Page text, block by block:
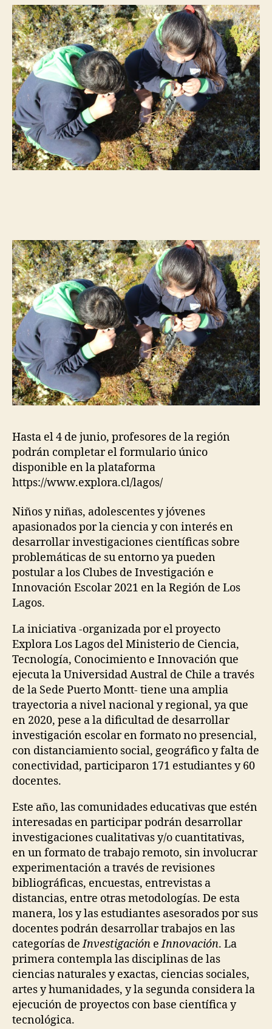
Hasta el 4 de junio, profesores de la región
podrán completar el formulario único
disponible en la plataforma
https://www.explora.cl/lagos/
Niños y niñas, adolescentes y jóvenes
apasionados por la ciencia y con interés en
desarrollar investigaciones científicas sobre
problemáticas de su entorno ya pueden
postular a los Clubes de Investigación e
Innovación Escolar 2021 en la Región de Los
Lagos.
La iniciativa -organizada por el proyecto
Explora Los Lagos del Ministerio de Ciencia,
Tecnología, Conocimiento e Innovación que
ejecuta la Universidad Austral de Chile a través
de la Sede Puerto Montt- tiene una amplia
trayectoria a nivel nacional y regional, ya que
en 2020, pese a la dificultad de desarrollar
investigación escolar en formato no presencial,
con distanciamiento social, geográfico y falta de
conectividad, participaron 171 estudiantes y 60
docentes.
Este año, las comunidades educativas que estén
interesadas en participar podrán desarrollar
investigaciones cualitativas y/o cuantitativas,
en un formato de trabajo remoto, sin involucrar
experimentación a través de revisiones
bibliográficas, encuestas, entrevistas a
distancias, entre otras metodologías. De esta
manera, los y las estudiantes asesorados por sus
docentes podrán desarrollar trabajos en las
categorías deInvestigación eInnovación. La
primera contempla las disciplinas de las
ciencias naturales y exactas, ciencias sociales,
artes y humanidades, y la segunda considera la
ejecución de proyectos con base científica y
tecnológica.